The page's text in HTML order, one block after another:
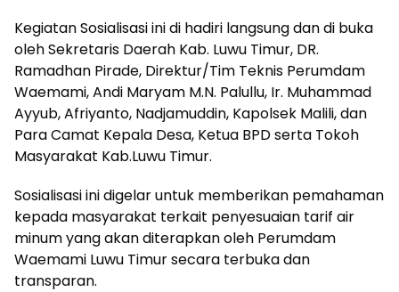
Kegiatan Sosialisasi ini di hadiri langsung dan di buka
oleh Sekretaris Daerah Kab. Luwu Timur, DR.
Ramadhan Pirade, Direktur/Tim Teknis Perumdam
Waemami, Andi Maryam M.N. Palullu, Ir. Muhammad
Ayyub, Afriyanto, Nadjamuddin, Kapolsek Malili, dan
Para Camat Kepala Desa, Ketua BPD serta Tokoh
Masyarakat Kab.Luwu Timur.
Sosialisasi ini digelar untuk memberikan pemahaman
kepada masyarakat terkait penyesuaian tarif air
minum yang akan diterapkan oleh Perumdam
Waemami Luwu Timur secara terbuka dan
transparan.